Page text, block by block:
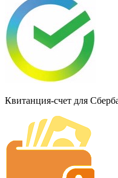
Квитанция-счет для